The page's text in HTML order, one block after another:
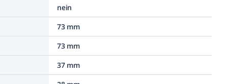
nein
73 mm
73 mm
37 mm